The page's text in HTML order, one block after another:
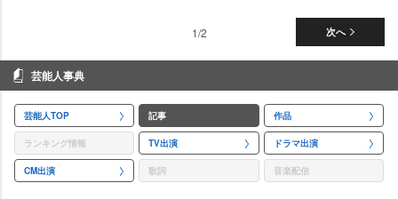
次へ
1/2
芸能人事典
芸能人TOP 記事 作品
ランキング情報 TV出演 ドラマ出演
CM出演 歌詞 音楽配信